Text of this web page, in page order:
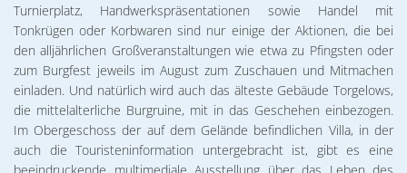
Turnierplatz, Handwerkspräsentationen sowie Handel mit
Tonkrügen oder Korbwaren sind nur einige der Aktionen, die bei
den alljährlichen Großveranstaltungen wie etwa zu Pfingsten oder
zum Burgfest jeweils im August zum Zuschauen und Mitmachen
einladen. Und natürlich wird auch das älteste Gebäude Torgelows,
die mittelalterliche Burgruine, mit in das Geschehen einbezogen.
Im Obergeschoss der auf dem Gelände befindlichen Villa, in der
auch die Touristeninformation untergebracht ist, gibt es eine